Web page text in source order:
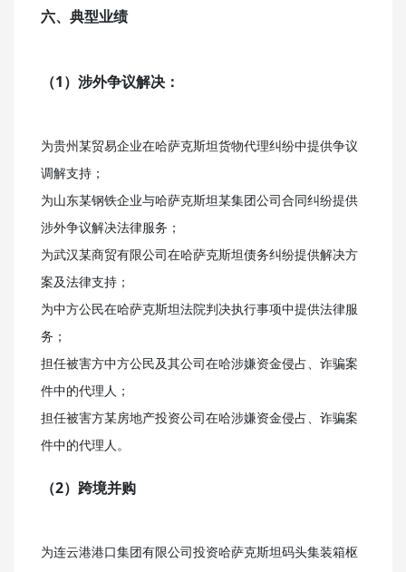
六、典型业绩
（1）涉外争议解决：
为贵州某贸易企业在哈萨克斯坦货物代理纠纷中提供争议
调解支持；
为山东某钢铁企业与哈萨克斯坦某集团公司合同纠纷提供
涉外争议解决法律服务；
为武汉某商贸有限公司在哈萨克斯坦债务纠纷提供解决方
案及法律支持；
为中方公民在哈萨克斯坦法院判决执行事项中提供法律服
务；
担任被害方中方公民及其公司在哈涉嫌资金侵占、诈骗案
件中的代理人；
担任被害方某房地产投资公司在哈涉嫌资金侵占、诈骗案
件中的代理人。
（2）跨境并购
为连云港港口集团有限公司投资哈萨克斯坦码头集装箱枢